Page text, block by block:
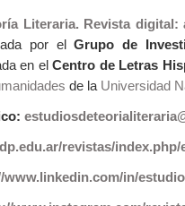
Literaria. Revista
por elGrupo de
en elCentro de Letras
de laUniversidad
revistas/index.php/
www.linkedin.com/in/